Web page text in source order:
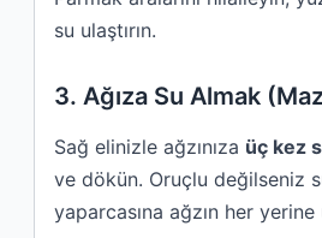
su ulaştırın.
3. Ağıza Su Almak
Sağ elinizle ağzınıza üç kez
ve dökün. Oruçlu değilseniz
yaparcasına ağzın her yerine